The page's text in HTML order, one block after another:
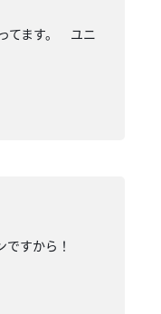
てます。 ユニ
ですから！